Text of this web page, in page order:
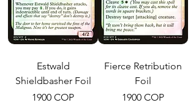
Estwald
Shieldbasher Foil
Precio
1900 COP
Fierce Retribution
Foil
Precio
1900 COP